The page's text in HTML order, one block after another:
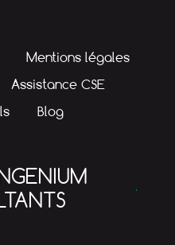
Mentions légales
Assistance CSE
Blog